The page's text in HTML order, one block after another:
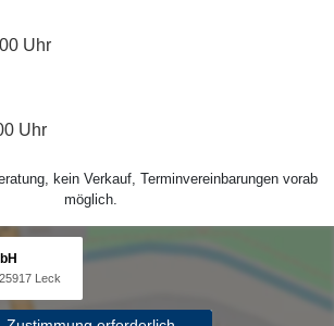
Uhr
Uhr
kein Verkauf, Terminvereinbarungen vorab
möglich.
Leck